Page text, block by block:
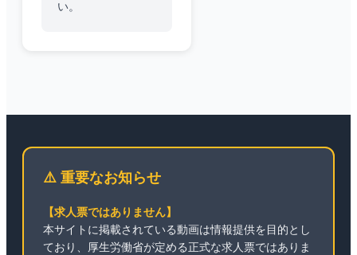
い。
⚠️ 重要なお知らせ
【求人票ではありません】
本サイトに掲載されている動画は情報提供を目的とし
ており、厚生労働省が定める正式な求人票ではありま